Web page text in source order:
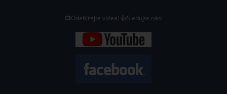
📺Odebírejte videa! 👍Sledujte nás!